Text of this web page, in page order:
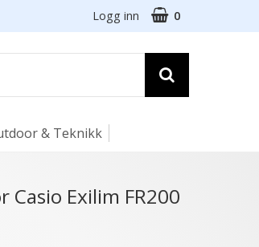
Logg inn 0
& Teknikk
Casio Exilim FR200